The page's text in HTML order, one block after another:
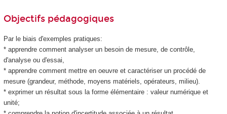
Objectifs pédagogiques
Par le biais d'exemples pratiques:
* apprendre comment analyser un besoin de mesure, de contrôle,
d'analyse ou d'essai,
* apprendre comment mettre en oeuvre et caractériser un procédé de
mesure (grandeur, méthode, moyens matériels, opérateurs, milieu).
* exprimer un résultat sous la forme élémentaire : valeur numérique et
unité;